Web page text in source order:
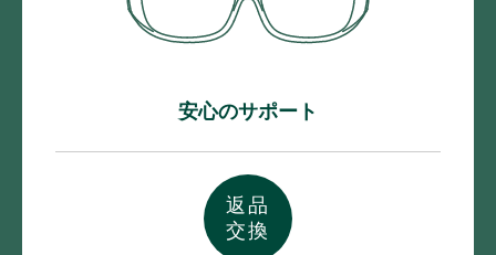
安心のサポート
返品
交換